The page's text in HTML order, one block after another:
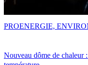
Nouveau dôme de chaleur
PROENERGIE,